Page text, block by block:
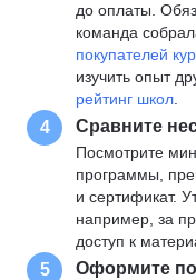
до оплаты.
команда
покупателей
изучить опыт
рейтинг школ
4 Сравните
Посмотрите
программы,
и сертификат.
например, за
доступ к
5 Оформите